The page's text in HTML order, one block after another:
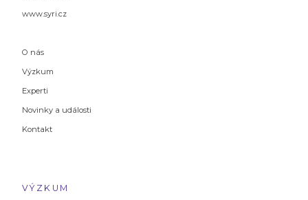
www.syri.cz
O nás
Výzkum
Experti
Novinky a události
Kontakt
VÝZKUM